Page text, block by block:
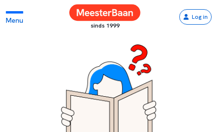
Menu
sinds 1999
Log in